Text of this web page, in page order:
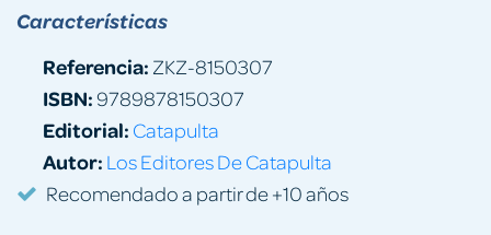
Características
Referencia: ZKZ-8150307
ISBN:9789878150307
Editorial: Catapulta
Autor: Los Editores De Catapulta
Recomendado a partir de +10 años